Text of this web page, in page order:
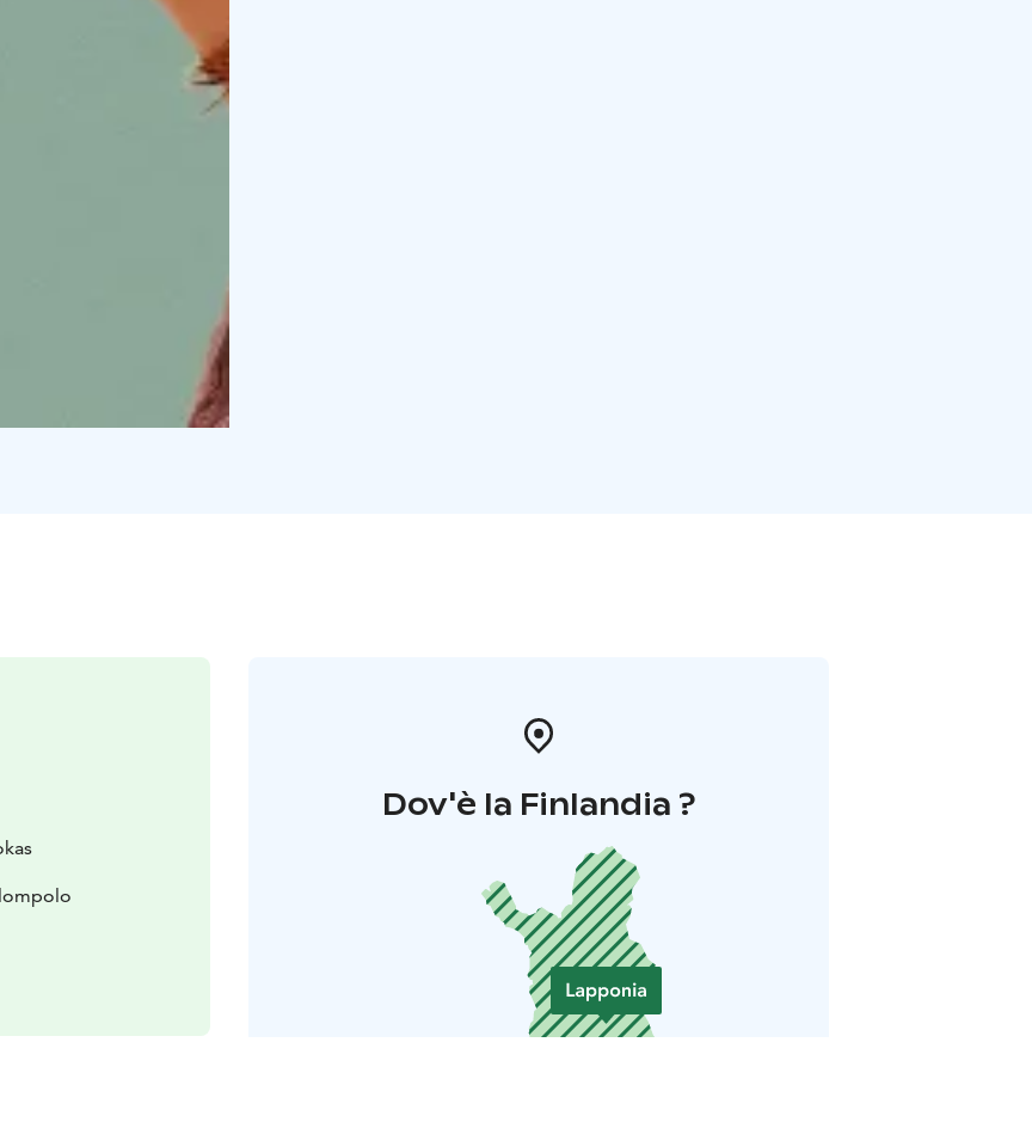
Dov'è la Finlandia ?